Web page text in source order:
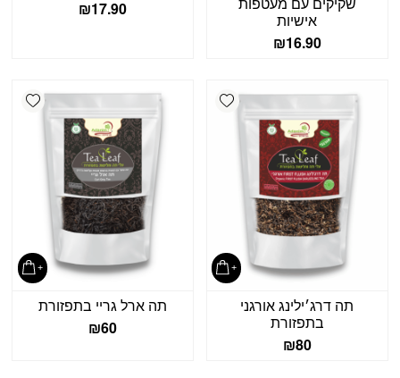
אישיות
₪16.90
₪17.90
Add wishlist
תה דרג׳ילינג אורגני
בתפזורת
₪80
תה ארל גריי בתפזורת
₪60